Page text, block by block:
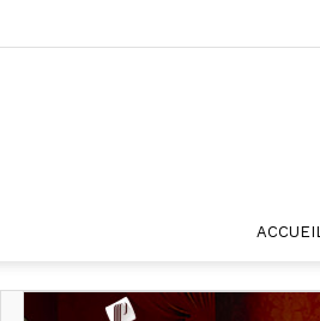
ACCUEIL